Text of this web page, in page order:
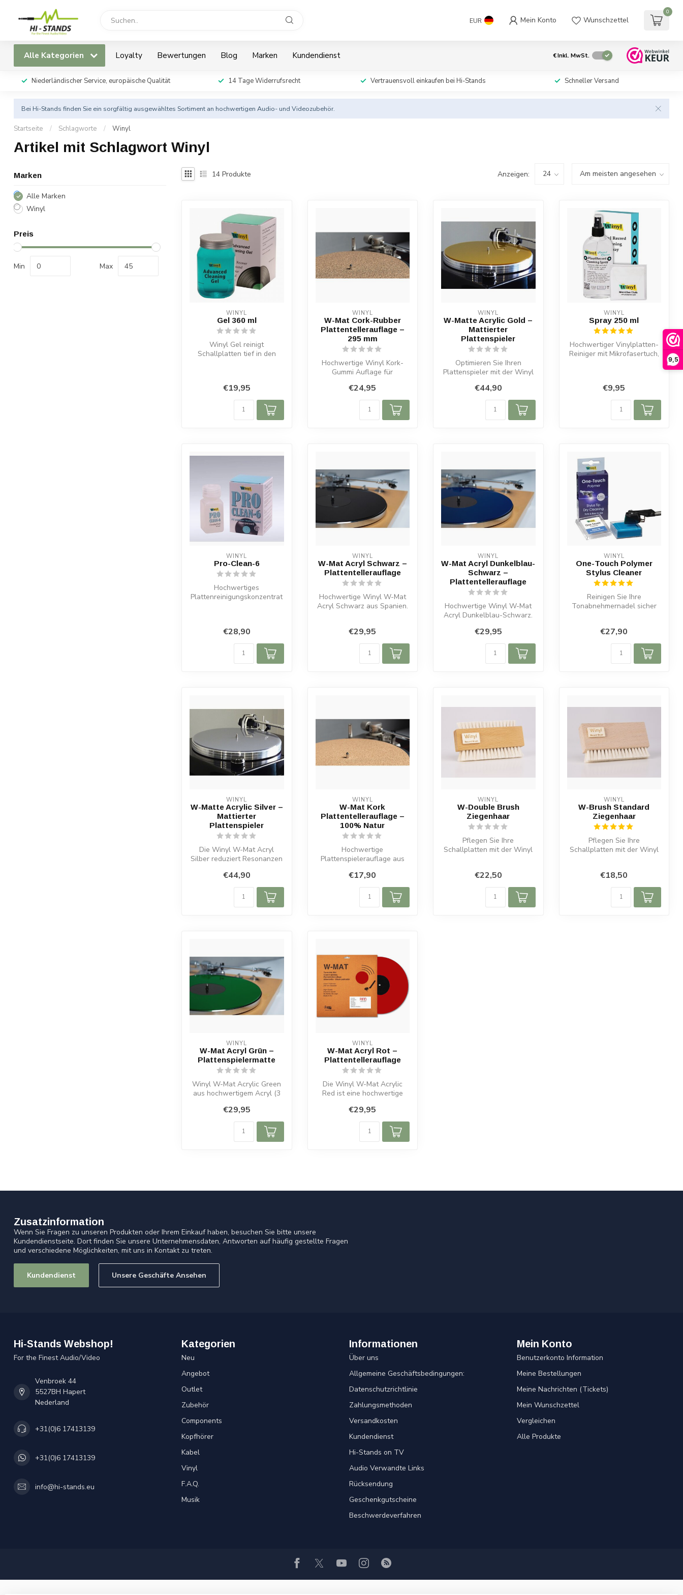
9,5
EUR Mein Konto Wunschzettel
0
Alle Kategorien Loyalty Bewertungen Blog Marken Kundendienst €Inkl. MwSt.
Niederländischer Service, europäische Qualität 14 Tage Widerrufsrecht Vertrauensvoll einkaufen bei Hi-Stands Schneller Versand
Bei Hi-Stands finden Sie ein sorgfältig ausgewähltes Sortiment an hochwertigen Audio- und Videozubehör.
Startseite / Schlagworte / Winyl
Artikel mit Schlagwort Winyl
Marken
Alle Marken
Winyl
Preis
Min Max
14 Produkte Anzeigen:
WINYL
Gel 360 ml
Winyl Gel reinigt
Schallplatten tief in den
€19,95
WINYL
W-Mat Cork-Rubber
Plattentellerauflage –
295 mm
Hochwertige Winyl Kork-
Gummi Auflage für
295 mm Durc...
€24,95
WINYL
W-Matte Acrylic Gold –
Mattierter
Plattenspieler
Optimieren Sie Ihren
Plattenspieler mit der Winyl
Elegantes ...
€44,90
WINYL
Spray 250 ml
Hochwertiger Vinylplatten-
Reiniger mit Mikrofasertuch,
€9,95
WINYL
Pro-Clean-6
Hochwertiges
Plattenreinigungskonzentrat
€28,90
WINYL
W-Mat Acryl Schwarz –
Plattentellerauflage
Hochwertige Winyl W-Mat
Acryl Schwarz aus Spanien.
€29,95
WINYL
W-Mat Acryl Dunkelblau-
Schwarz –
Plattentellerauflage
Hochwertige Winyl W-Mat
Acryl Dunkelblau-Schwarz.
Durchmesser...
€29,95
WINYL
One-Touch Polymer
Stylus Cleaner
Reinigen Sie Ihre
Tonabnehmernadel sicher
€27,90
WINYL
W-Matte Acrylic Silver –
Mattierter
Plattenspieler
Die Winyl W-Mat Acryl
Silber reduziert Resonanzen
Klangqualit...
€44,90
WINYL
W-Mat Kork
Plattentellerauflage –
100% Natur
Hochwertige
Plattenspielerauflage aus
vibrationsfrei für k...
€17,90
WINYL
W-Double Brush
Ziegenhaar
Pflegen Sie Ihre
Schallplatten mit der Winyl
€22,50
WINYL
W-Brush Standard
Ziegenhaar
Pflegen Sie Ihre
Schallplatten mit der Winyl
€18,50
WINYL
W-Mat Acryl Grün –
Plattenspielermatte
Winyl W-Mat Acrylic Green
aus hochwertigem Acryl (3
Klan...
€29,95
WINYL
W-Mat Acryl Rot –
Plattentellerauflage
Die Winyl W-Mat Acrylic
Red ist eine hochwertige
Reduziert ...
€29,95
Zusatzinformation
Wenn Sie Fragen zu unseren Produkten oder Ihrem Einkauf haben, besuchen Sie bitte unsere
Kundendienstseite. Dort finden Sie unsere Unternehmensdaten, Antworten auf häufig gestellte Fragen
und verschiedene Möglichkeiten, mit uns in Kontakt zu treten.
Kundendienst Unsere Geschäfte Ansehen
Hi-Stands Webshop!
For the Finest Audio/Video
Venbroek 44
5527BH Hapert
Nederland
+31(0)6 17413139
+31(0)6 17413139
info@hi-stands.eu
Kategorien
Neu
Angebot
Outlet
Zubehör
Components
Kopfhörer
Kabel
Vinyl
F.A.Q.
Musik
Informationen
Über uns
Allgemeine Geschäftsbedingungen:
Datenschutzrichtlinie
Zahlungsmethoden
Versandkosten
Kundendienst
Hi-Stands on TV
Audio Verwandte Links
Rücksendung
Geschenkgutscheine
Beschwerdeverfahren
Mein Konto
Benutzerkonto Information
Meine Bestellungen
Meine Nachrichten (Tickets)
Mein Wunschzettel
Vergleichen
Alle Produkte